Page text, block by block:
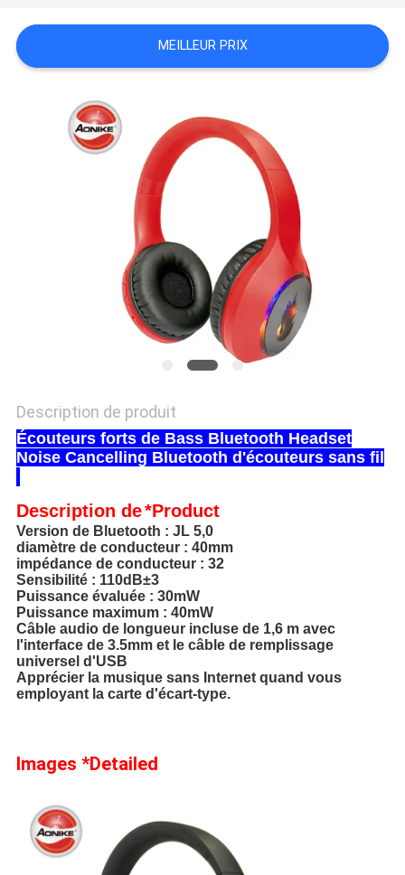
PLAN
DU
PRIVACY
MEILLEUR PRIX
Description de produit
Écouteurs forts de Bass Bluetooth Headset
Noise Cancelling Bluetooth d'écouteurs sans fil
Description de*Product
Version de Bluetooth : JL 5,0
diamètre de conducteur : 40mm
impédance de conducteur : 32
Sensibilité : 110dB±3
Puissance évaluée : 30mW
Puissance maximum : 40mW
Câble audio de longueur incluse de 1,6 m avec
l'interface de 3.5mm et le câble de remplissage
universel d'USB
Apprécier la musique sans Internet quand vous
employant la carte d'écart-type.
Images *Detailed